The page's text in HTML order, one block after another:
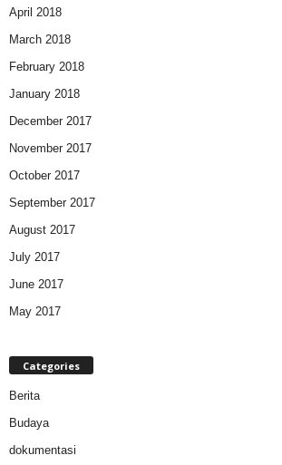
April 2018
March 2018
February 2018
January 2018
December 2017
November 2017
October 2017
September 2017
August 2017
July 2017
June 2017
May 2017
Categories
Berita
Budaya
dokumentasi